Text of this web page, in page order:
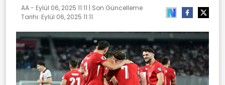
AA - Eylül 06, 2025 11:11 | Son Güncelleme
Tarihi: Eylül 06, 2025 11:11